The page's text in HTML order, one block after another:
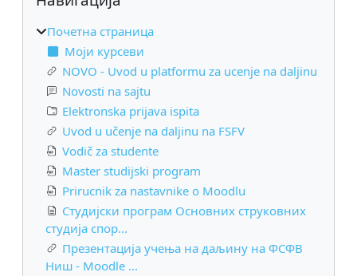
Почетна страница
Моји курсеви
NOVO - Uvod u platformu za ucenje na daljinu
Novosti na sajtu
Elektronska prijava ispita
Uvod u učenje na daljinu na FSFV
Vodič za studente
Master studijski program
Prirucnik za nastavnike o Moodlu
Студијски програм Основних струковних
студија спор...
Презентација учења на даљину на ФСФВ
Ниш - Moodle ...